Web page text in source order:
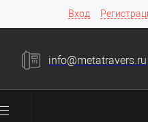
Вход
info@metatravers.ru